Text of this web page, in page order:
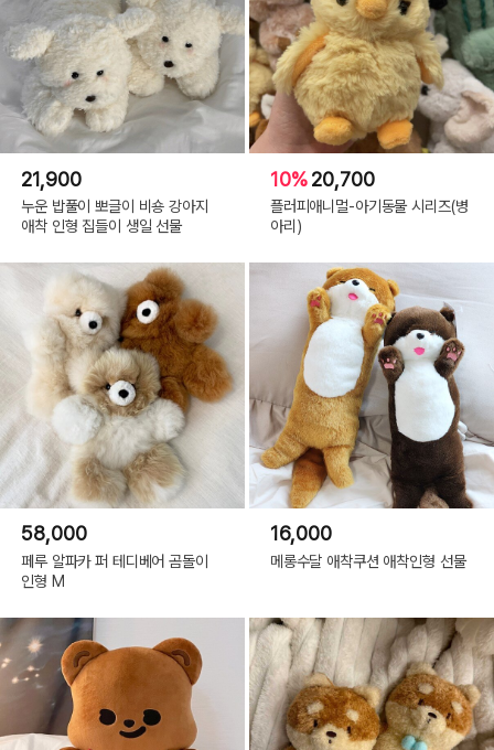
21,900
누운 밥풀이 뽀글이 비숑 강아지
애착 인형 집들이 생일 선물
10%20,700
플러피애니멀-아기동물 시리즈(병
아리)
58,000
페루 알파카 퍼 테디베어 곰돌이
인형 M
16,000
메롱수달 애착쿠션 애착인형 선물